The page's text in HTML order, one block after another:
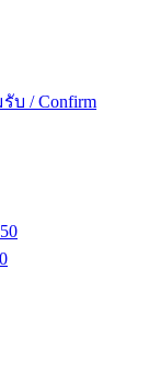
บ / Confirm